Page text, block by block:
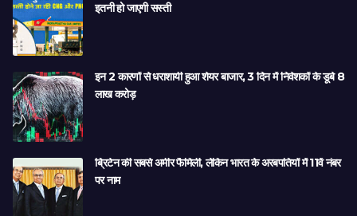
इतनी हो जाएगी सस्ती
इन 2 कारणों से धराशायी हुआ शेयर बाजार, 3 दिन में निवेशकों के डूबे 8
लाख करोड़
ब्रिटेन की सबसे अमीर फैमिली, लेकिन भारत के अरबपतियों में 11वें नंबर
पर नाम